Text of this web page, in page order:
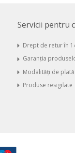
Servicii pentru
Drept de retur în
Garanția
Modalități de plată
Produse resigilate